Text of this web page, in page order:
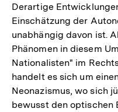
Derartige
Einschätzung der
unabhängig davon ist.
Phänomen in diesem
Nationalisten" im
handelt es sich um
Neonazismus, wo sich
bewusst den optischen